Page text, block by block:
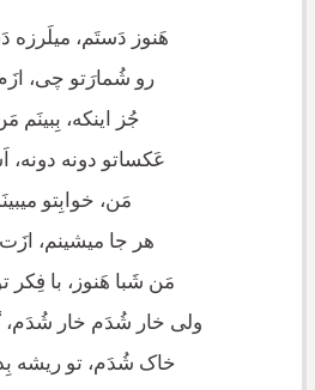
هَنوز دَستَم، میلَرزه
رو شُمارَتو چی،
جُز اینکه، بِبینَم
عَکساتو دونه دونه،
مَن، خوابِتو
هر جا میشینم،
مَن شَبا هَنوز، با فِکر
ولی خار شُدَم خار شُدَم،
خاک شُدَم، تو ریشه بِدی